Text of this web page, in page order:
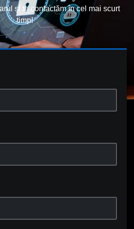
și te contactăm în cel mai scurt
timp!